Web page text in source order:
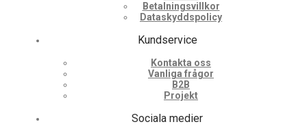
Betalningsvillkor
Dataskyddspolicy
Kundservice
Kontakta oss
Vanliga frågor
B2B
Projekt
Sociala medier